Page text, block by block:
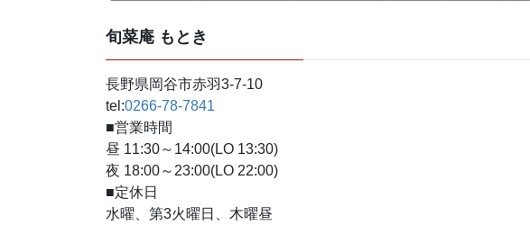
旬菜庵 もとき
長野県岡谷市赤羽3-7-10
tel:0266-78-7841
■営業時間
昼 11:30～14:00(LO 13:30)
夜 18:00～23:00(LO 22:00)
■定休日
水曜、第3火曜日、木曜昼